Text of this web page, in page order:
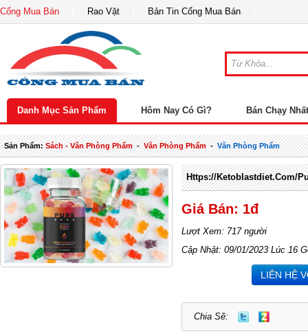
Cổng Mua Bán Rao Vặt Bản Tin Cổng Mua Bán
Danh Mục Sản Phẩm Hôm Nay Có Gì? Bán Chạy Nhất
Sản Phẩm:Sách - Văn Phòng Phẩm-Văn Phòng Phẩm-Văn Phòng Phẩm
Https://ketoblastdiet.com/
Giá Bán: 1đ
Lượt Xem: 717 người
Cập Nhật: 09/01/2023 Lúc 16
LIÊN HỆ
Chia Sẽ: